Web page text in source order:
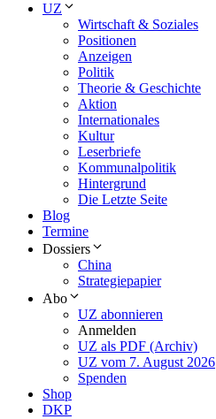
UZ
Wirtschaft & Soziales
Positionen
Anzeigen
Politik
Theorie & Geschichte
Aktion
Internationales
Kultur
Leserbriefe
Kommunalpolitik
Hintergrund
Die Letzte Seite
Blog
Termine
Dossiers
China
Strategiepapier
Abo
UZ abonnieren
Anmelden
UZ als PDF (Archiv)
UZ vom 7. August 2026
Spenden
Shop
DKP